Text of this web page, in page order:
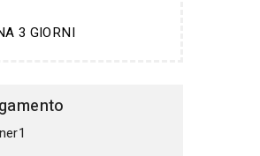
3 GIORNI